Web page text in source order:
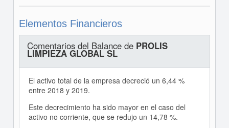
Elementos Financieros
Comentarios del Balance de PROLIS
LIMPIEZA GLOBAL SL
El activo total de la empresa decreció un 6,44 %
entre 2018 y 2019.
Este decrecimiento ha sido mayor en el caso del
activo no corriente, que se redujo un 14,78 %.